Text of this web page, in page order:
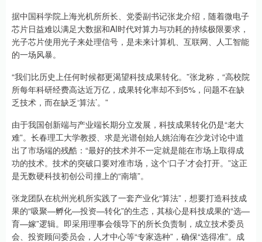
据中国科学院上海光机所所长、党委副书记张龙介绍，随着微电子
芯片日益难以满足大数据和AI时代对算力与功耗的持续极限要求，
光子芯片使用光子来处理信号，是未来计算机、互联网、人工智能
的一场风暴。
“我们比历史上任何时候都更渴望科技成果转化。”张龙称，“高校院
所每年科研经费高达近万亿，成果转化率却不到5%，问题不在缺
乏技术，而在缺乏‘算法’。”
由于我国创新端与产业端长期分立发展，科技成果转化仍是“老大
难”。长春理工大学教授、求是光谱创始人姚治海在沙龙讨论中道
出了市场端的残酷：“最好的技术并不一定就是能在市场上取得成
功的技术。技术的突破口要对准市场，这个‘口子’才会打开。”这正
是无数硬科技初创公司撞上的“南墙”。
张龙团队在杭州光机所实践了一套产业化“算法”，想要打造科技成
果的“吸聚—孵化—投资—转化”的生态，其核心是科技成果的“选—
育—嫁”逻辑。即采用理事会领导下的所长负责制，成立技术委员
会、投资顾问委员会，人才中心等“专家选种”，确保“选得准”。成